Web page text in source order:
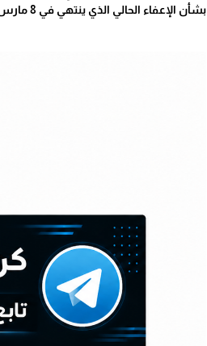
بشأن الإعفاء الحالي الذي ينتهي في 8 مارس/ آذار"، مضيفة أن الولايات المتحدة تدعم التزام رئيس الوزراء العراقي بتحقيق استقلال الطاقة.